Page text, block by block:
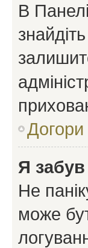
В
Догори
Я
Не
може